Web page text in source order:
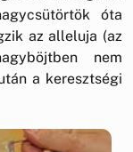
óta
az alleluja (az
nem
a keresztségi